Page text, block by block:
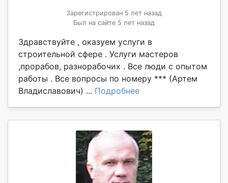
Зарегистрирован 5 лет назад
Был на сайте 5 лет назад
Здравствуйте , оказуем услуги в
строительной сфере . Услуги мастеров
,прорабов, разнорабочих . Все люди с опытом
работы . Все вопросы по номеру *** (Артем
Владиславович) ... Подробнее